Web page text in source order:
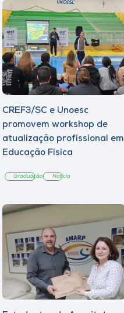
CREF3/SC e Unoesc
promovem workshop de
atualização profissional em
Educação Física
Graduação Notícia